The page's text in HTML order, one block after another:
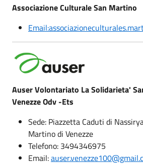
Associazione Culturale San Martino
Auser Volontariato La Solidarieta'
Venezze Odv -Ets
Sede: Piazzetta Caduti di
Martino di Venezze
Telefono: 3494346975
Email: